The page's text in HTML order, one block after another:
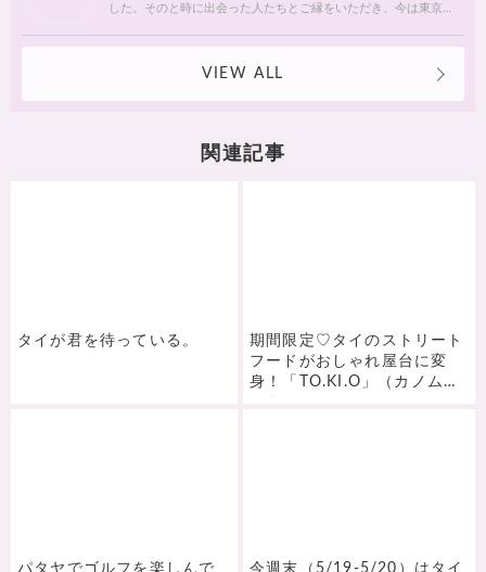
した。そのと時に出会った人たちとご縁をいただき、今は東京
VIEW ALL
関連記事
タイが君を待っている。
期間限定♡タイのストリート
フードがおしゃれ屋台に変
身！「TO.KI.O」（カノムト
パタヤでゴルフを楽しんで
今週末（5/19-5/20）はタイ